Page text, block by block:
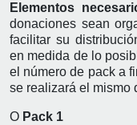
Elementos
donaciones sean
facilitar su
en medida de lo
el número de pack a
se realizará el mismo
O Pack 1